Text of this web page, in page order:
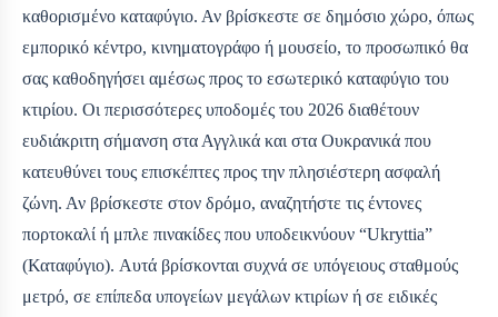
καθορισμένο καταφύγιο. Αν βρίσκεστε σε δημόσιο χώρο, όπως
εμπορικό κέντρο, κινηματογράφο ή μουσείο, το προσωπικό θα
σας καθοδηγήσει αμέσως προς το εσωτερικό καταφύγιο του
κτιρίου. Οι περισσότερες υποδομές του 2026 διαθέτουν
ευδιάκριτη σήμανση στα Αγγλικά και στα Ουκρανικά που
κατευθύνει τους επισκέπτες προς την πλησιέστερη ασφαλή
ζώνη. Αν βρίσκεστε στον δρόμο, αναζητήστε τις έντονες
πορτοκαλί ή μπλε πινακίδες που υποδεικνύουν “Ukryttia”
(Καταφύγιο). Αυτά βρίσκονται συχνά σε υπόγειους σταθμούς
μετρό, σε επίπεδα υπογείων μεγάλων κτιρίων ή σε ειδικές